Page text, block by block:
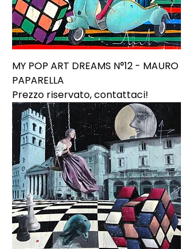
MY POP ART DREAMS N°12 - MAURO
PAPARELLA
Prezzo riservato, contattaci!